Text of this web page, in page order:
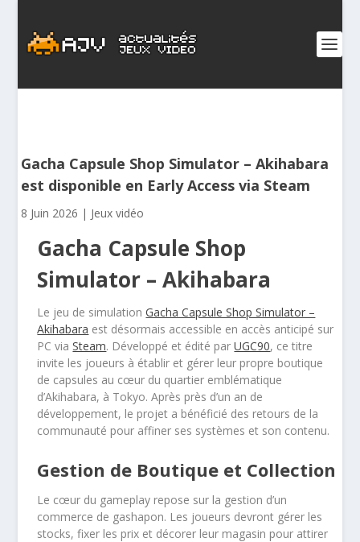
Gacha Capsule Shop Simulator – Akihabara
est disponible en Early Access via Steam
8 Juin 2026 | Jeux vidéo
Gacha Capsule Shop
Simulator – Akihabara
Le jeu de simulationGacha Capsule Shop Simulator –
Akihabara est désormais accessible en accès anticipé sur
PC viaSteam. Développé et édité parUGC90, ce titre
invite les joueurs à établir et gérer leur propre boutique
de capsules au cœur du quartier emblématique
d’Akihabara, à Tokyo. Après près d’un an de
développement, le projet a bénéficié des retours de la
communauté pour affiner ses systèmes et son contenu.
Gestion de Boutique et Collection
Le cœur du gameplay repose sur la gestion d’un
commerce de gashapon. Les joueurs devront gérer les
stocks, fixer les prix et décorer leur magasin pour attirer